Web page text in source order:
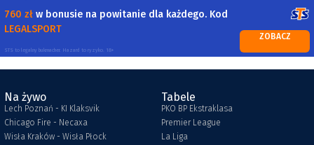
760 zł w bonusie na powitanie dla każdego. Kod
LEGALSPORT
STS to legalny bukmacher. Hazard to ryzyko. 18+
ZOBACZ
Na żywo
Lech Poznań - KI Klaksvik
Chicago Fire - Necaxa
Wisła Kraków - Wisła Płock
Tabele
PKO BP Ekstraklasa
Premier League
La Liga